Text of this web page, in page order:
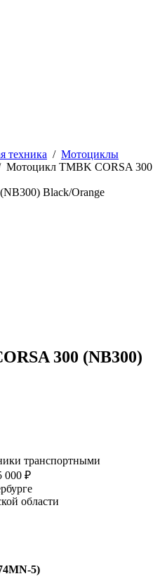
техника / Мотоциклы
Мотоцикл TMBK CORSA 300
Black/Orange
300 (NB300)
транспортными
000 ₽
области
5)